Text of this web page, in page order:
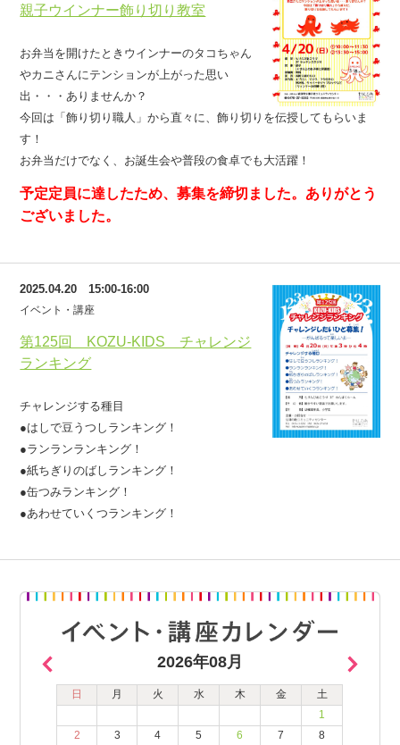
親子ウインナー飾り切り教室
お弁当を開けたときウインナーのタコちゃん
やカニさんにテンションが上がった思い
出・・・ありませんか？
今回は「飾り切り職人」から直々に、飾り切りを伝授してもらいま
す！
お弁当だけでなく、お誕生会や普段の食卓でも大活躍！
予定定員に達したため、募集を締切ました。ありがとう
ございました。
第125回 KOZU-KIDS チャレンジ
ランキング
2025.04.20 15:00-16:00
イベント・講座
チャレンジする種目
●はしで豆うつしランキング！
●ランランランキング！
●紙ちぎりのばしランキング！
●缶つみランキング！
●あわせていくつランキング！
2026年08月
日 月 火 水 木 金
土
1
2
3 4 5 6 7
8